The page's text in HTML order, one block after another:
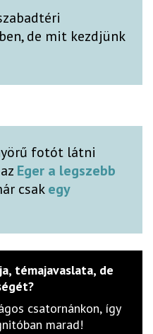
de mit kezdjünk
fotót látni
Eger a legszebb
csakegy
témajavaslata, de
csatornánkon, így
marad!